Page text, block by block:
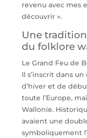
revenu avec mes
découvrir ».
Une
du folklore
Le Grand Feu de
Il s’inscrit dans
d’hiver et de
toute l’Europe,
Wallonie.
avaient une
symboliquement